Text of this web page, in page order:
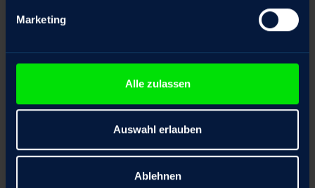
Marketing
Alle zulassen
Auswahl erlauben
Ablehnen
Position
*